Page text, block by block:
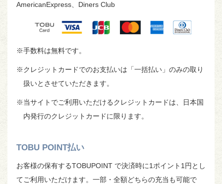
AmericanExpress、Diners Club
※手数料は無料です。
※クレジットカードでのお支払いは「一括払い」のみの取り
扱いとさせていただきます。
※当サイトでご利用いただけるクレジットカードは、日本国
内発行のクレジットカードに限ります。
TOBU POINT払い
お客様の保有するTOBUPOINT で決済時に1ポイント1円とし
てご利用いただけます。一部・全額どちらの充当も可能で